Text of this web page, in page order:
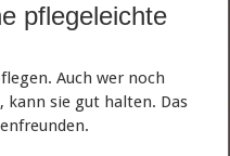
pflegeleichte
Auch wer noch
sie gut halten. Das